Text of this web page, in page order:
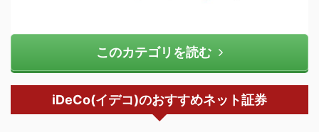
このカテゴリを読む
iDeCo(イデコ)のおすすめネット証券